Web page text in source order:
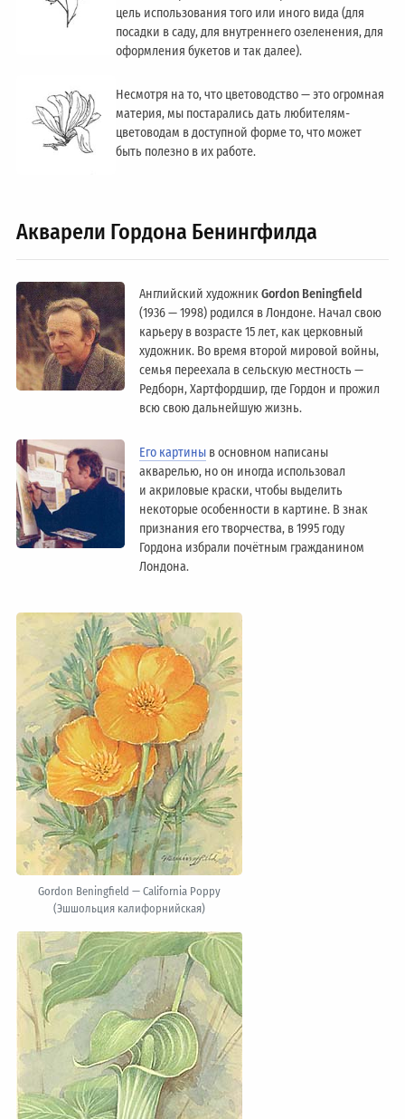
цель использования того или иного вида (для
посадки в саду, для внутреннего озеленения, для
оформления букетов и так далее).
Несмотря на то, что цветоводство — это огромная
материя, мы постарались дать любителям-
цветоводам в доступной форме то, что может
быть полезно в их работе.
Акварели Гордона Бенингфилда
Английский художникGordon Beningfield
(1936 — 1998) родился в Лондоне. Начал свою
карьеру в возрасте 15 лет, как церковный
художник. Во время второй мировой войны,
семья переехала в сельскую местность —
Редборн, Хартфордшир, где Гордон и прожил
всю свою дальнейшую жизнь.
Его картины в основном написаны
акварелью, но он иногда использовал
и акриловые краски, чтобы выделить
некоторые особенности в картине. В знак
признания его творчества, в 1995 году
Гордона избрали почётным гражданином
Лондонa.
Gordon Beningfield — California Poppy
(Эшшольция калифорнийская)